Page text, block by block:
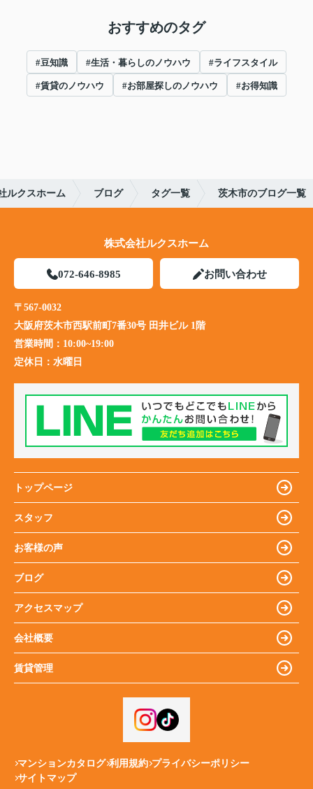
おすすめのタグ
#豆知識 #生活・暮らしのノウハウ #ライフスタイル
#賃貸のノウハウ #お部屋探しのノウハウ #お得知識
ルクスホーム ブログ タグ一覧 茨木市のブログ一覧
株式会社ルクスホーム
072-646-8985 お問い合わせ
〒567-0032
大阪府茨木市西駅前町7番30号 田井ビル 1階
営業時間： 10:00~19:00
定休日： 水曜日
トップページ
スタッフ
お客様の声
ブログ
アクセスマップ
会社概要
賃貸管理
マンションカタログ 利用規約 プライバシーポリシー
サイトマップ